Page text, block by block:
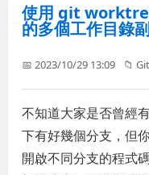
使用 git
的多個工作目錄
📅 2023/10/29 13:09 📁Git
不知道大家是否曾經
下有好幾個分支，但
開啟不同分支的程式